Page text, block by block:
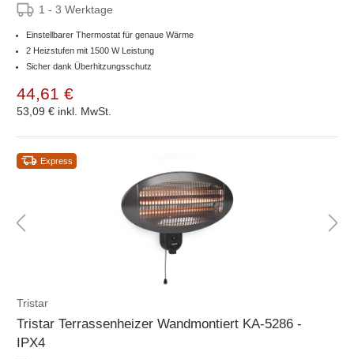
1 - 3 Werktage
Einstellbarer Thermostat für genaue Wärme
2 Heizstufen mit 1500 W Leistung
Sicher dank Überhitzungsschutz
44,61 €
53,09 € inkl. MwSt.
Express
Tristar
Tristar Terrassenheizer Wandmontiert KA-5286 -
IPX4